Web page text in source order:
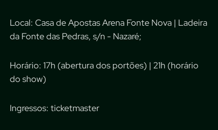
Local: Casa de Apostas Arena Fonte Nova | Ladeira
da Fonte das Pedras, s/n - Nazaré;
Horário: 17h (abertura dos portões) | 21h (horário
do show)
Ingressos: ticketmaster